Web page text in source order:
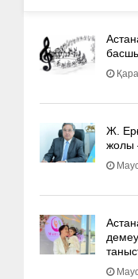
Ж.
жолы